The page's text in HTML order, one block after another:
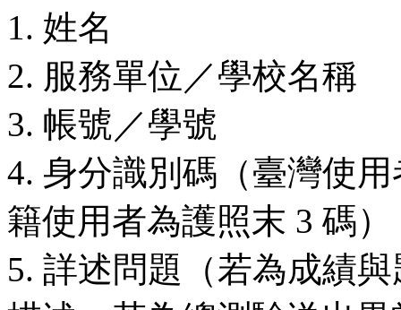
1. 姓名
2. 服務單位／學校名稱
3. 帳號／學號
4. 身分識別碼（臺灣使
籍使用者為護照末 3 碼）
5. 詳述問題（若為成績